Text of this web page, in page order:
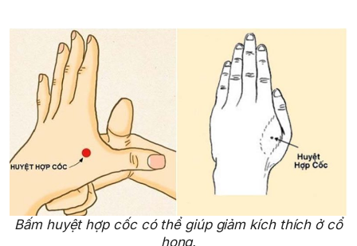
Bấm huyệt hợp cốc có thể giúp giảm kích thích ở cổ
họng.